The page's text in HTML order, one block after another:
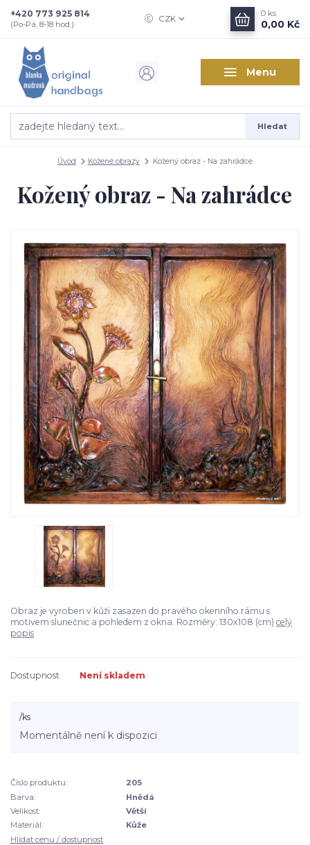
Menu
CZK
Hledat
+420 773 925 814
(Po-Pá, 8-18 hod.)
0 ks
0,00 Kč
Úvod Kožené obrazy Kožený obraz - Na zahrádce
Kožený obraz - Na zahrádce
Obraz je vyroben v kůži zasazen do pravého okenního rámu s
motivem slunečnic a pohledem z okna. Rozměry: 130x108 (cm) celý
popis
Dostupnost Není skladem
/ks
Momentálně není k dispozici
Číslo produktu:
205
Barva:
Hnědá
Velikost:
Větší
Materiál:
Kůže
Hlídat cenu / dostupnost